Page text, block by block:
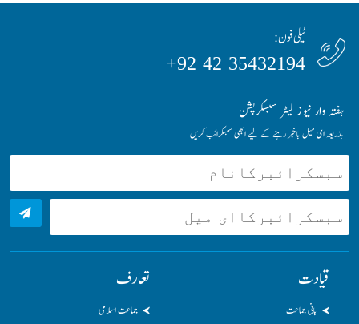
ٹیلی فون:
35432194 42 92+
ہفتہ وار نیوز لیٹر سبسکرپشن
بذریعہ ای میل باخبر رہنے کے لیے ابھی سبسکرائب کریں
قیادت
بانی جماعت
تعارف
جماعت اسلامی